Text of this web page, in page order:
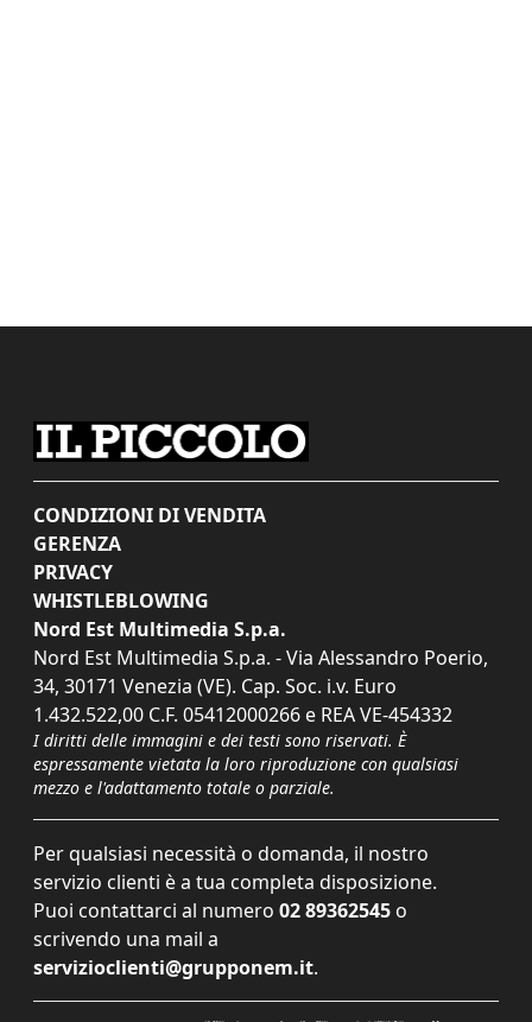
CONDIZIONI DI VENDITA
GERENZA
PRIVACY
WHISTLEBLOWING
Nord Est Multimedia S.p.a.
Nord Est Multimedia S.p.a. - Via Alessandro Poerio,
34, 30171 Venezia (VE). Cap. Soc. i.v. Euro
1.432.522,00 C.F. 05412000266 e REA VE-454332
I diritti delle immagini e dei testi sono riservati. È
espressamente vietata la loro riproduzione con qualsiasi
mezzo e l'adattamento totale o parziale.
Per qualsiasi necessità o domanda, il nostro
servizio clienti è a tua completa disposizione.
Puoi contattarci al numero 02 89362545 o
scrivendo una mail a
servizioclienti@grupponem.it.